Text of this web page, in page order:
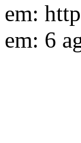
em:
em: 6